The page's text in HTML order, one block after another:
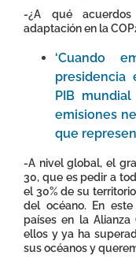
-¿A qué
adaptación en la
‘Cuando
presidencia
PIB
emisiones
que
-A nivel global, el
30, que es pedir a
el 30% de su
del océano. En
países en la
ellos y ya ha
sus océanos y